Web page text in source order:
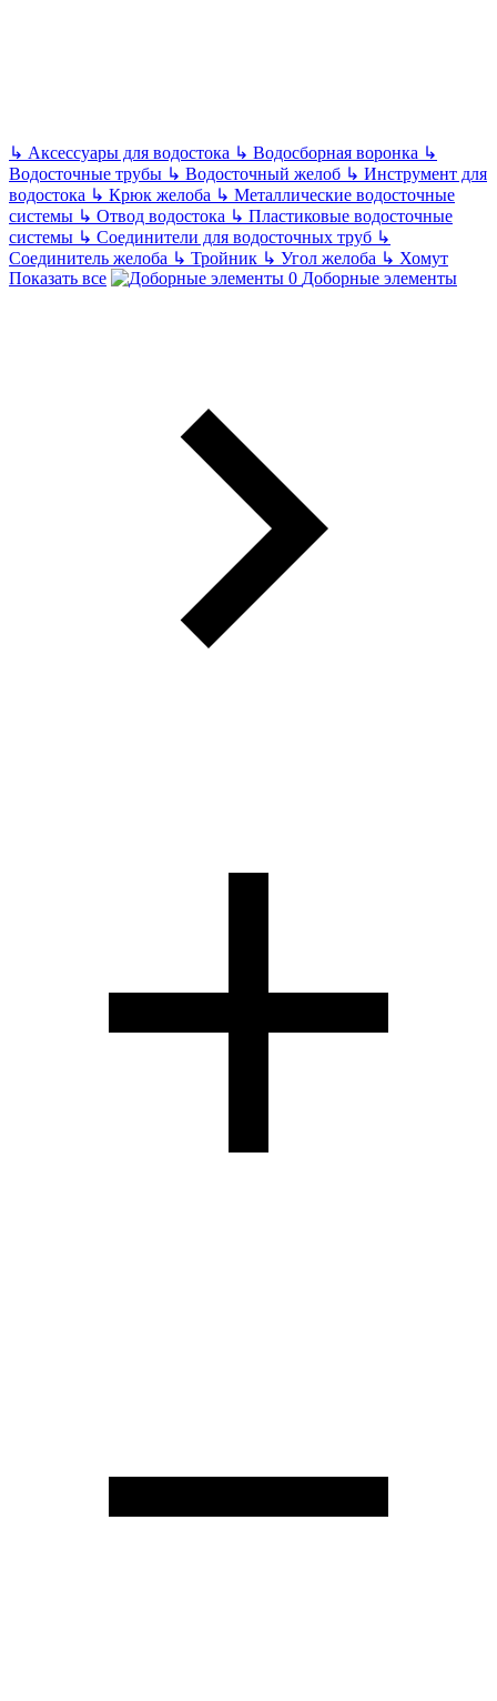
↳ Аксессуары для водостока ↳ Водосборная воронка ↳
Водосточные трубы ↳ Водосточный желоб ↳ Инструмент для
водостока ↳ Крюк желоба ↳ Металлические водосточные
системы ↳ Отвод водостока ↳ Пластиковые водосточные
системы ↳ Соединители для водосточных труб ↳
Соединитель желоба ↳ Тройник ↳ Угол желоба ↳ Хомут
Показать все
Доборные элементы